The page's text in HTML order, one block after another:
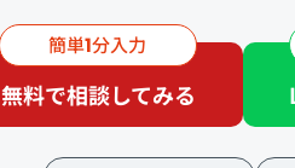
ドコネクションのホームペ
はなんでしたか？
費用、効果など）
プンしたてだったので、特に
簡単1分入力
無料で相談してみる